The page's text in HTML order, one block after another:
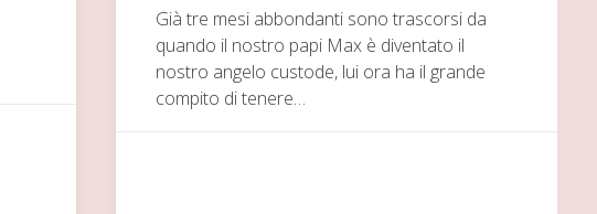
Già tre mesi abbondanti sono trascorsi da
quando il nostro papi Max è diventato il
nostro angelo custode, lui ora ha il grande
compito di tenere…